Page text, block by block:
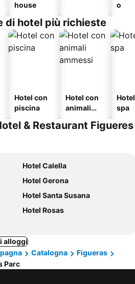
house
o
di hotel più richieste
Hotel con
piscina
Hotel con
animali
spa
& Restaurant Figueres
Hotel Calella
Hotel Gerona
Hotel Santa Susana
Hotel Rosas
alloggi
Catalogna
Figueras
Parc